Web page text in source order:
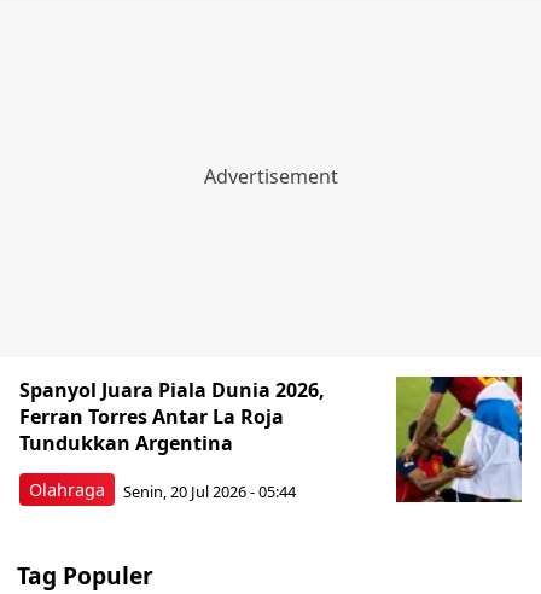
Olahraga
Spanyol Juara Piala Dunia 2026,
Ferran Torres Antar La Roja
Tundukkan Argentina
Senin, 20 Jul 2026 - 05:44
Tag Populer